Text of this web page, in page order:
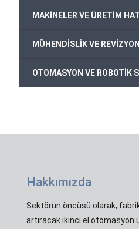
MAKİNELER VE ÜRETİM
MÜHENDİSLİK VE
OTOMASYON VE ROBOTİK
Hakkımızda
Sektörün öncüsü olarak,
artıracak ikinci el otomasyon